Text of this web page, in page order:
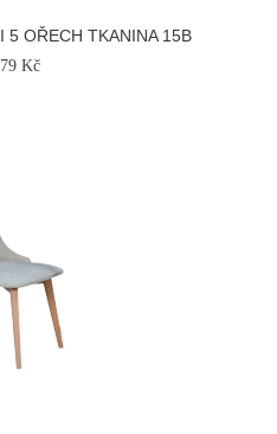
5 OŘECH TKANINA 15B
Kč